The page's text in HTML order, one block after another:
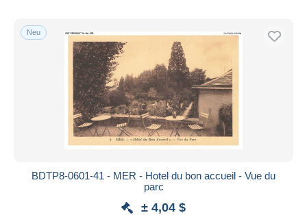
Neu
BDTP8-0601-41 - MER - Hotel du bon accueil - Vue du
parc
± 4,04 $